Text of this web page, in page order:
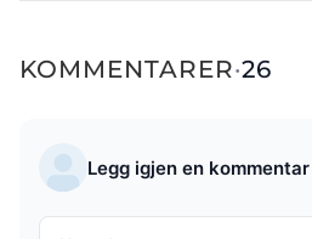
KOMMENTARER·26
Legg igjen en kommentar